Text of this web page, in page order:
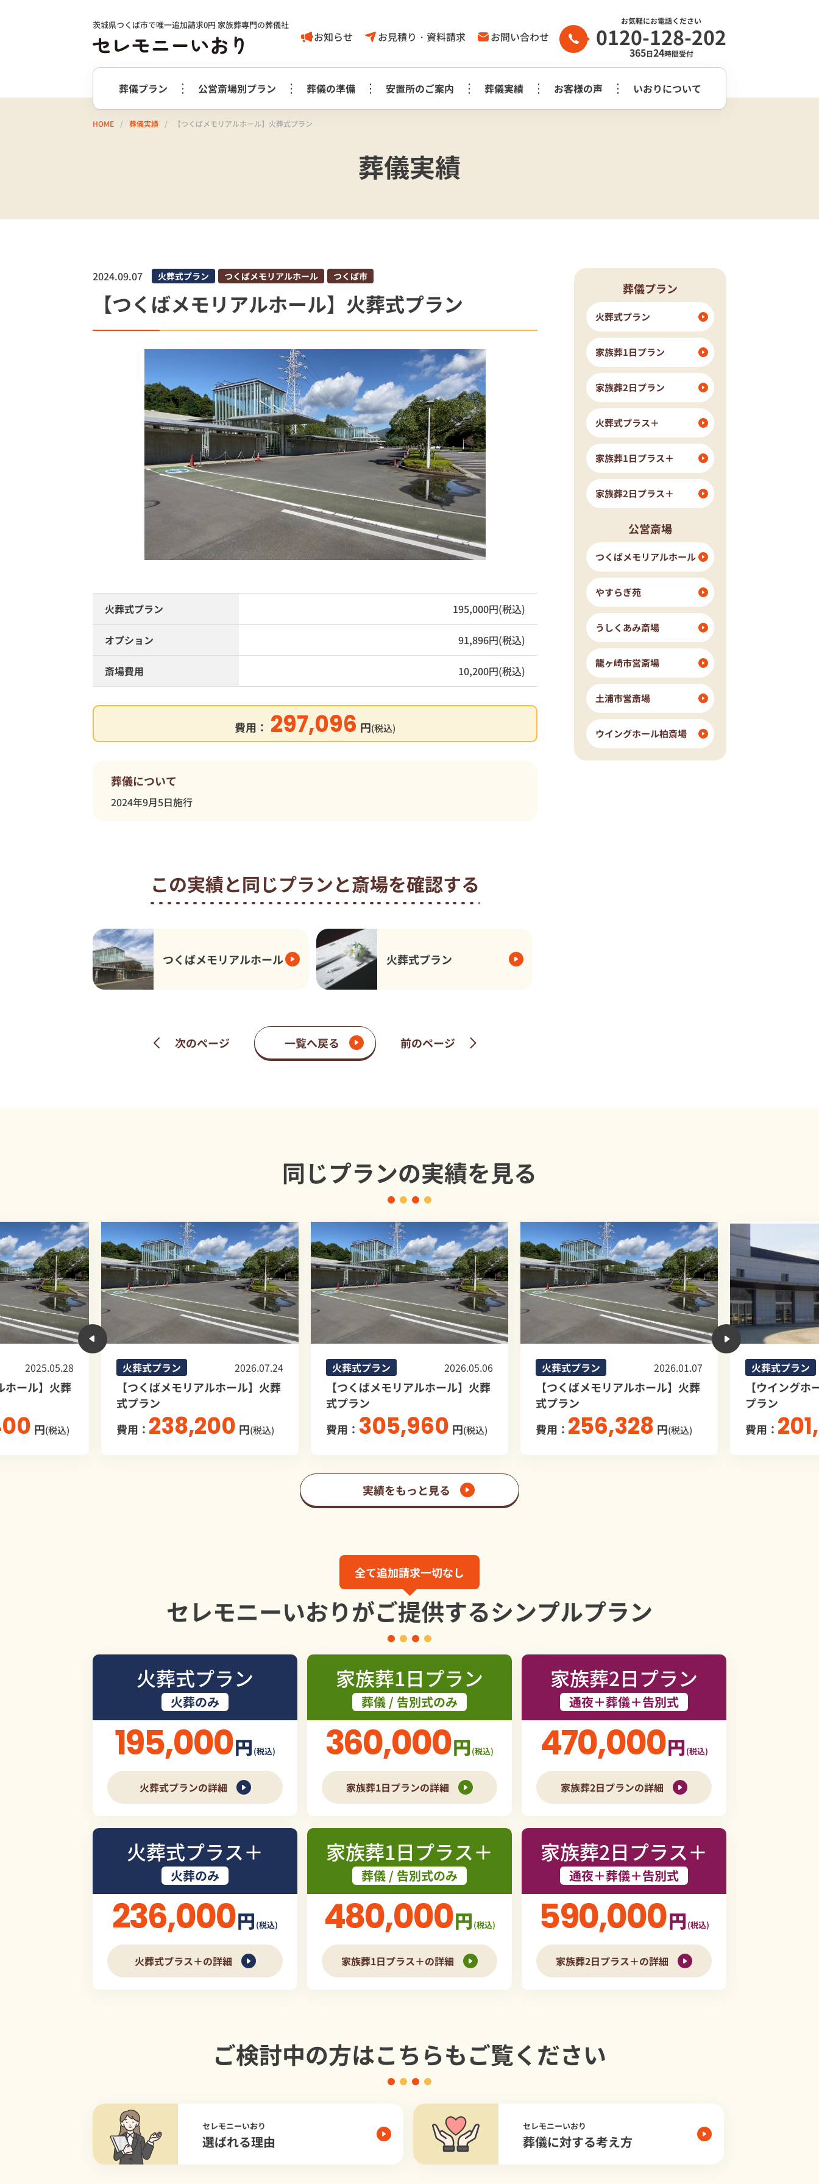
茨城県つくば市で唯一追加請求0円 家族葬専門の葬儀社
お知らせ お見積り・資料請求 お問い合わせ
お気軽にお電話ください
0120-128-202
365日24時間受付
葬儀プラン
家族葬1日プラン
白木祭壇プラン
オプション
公営斎場別プラン
つくばメモリアルホール
牛久市 阿見町 龍ケ崎市
土浦市
土浦市営斎場
我孫子市
ウイングホール柏斎場
葬儀の準備
葬儀の豆知識
事前相談に
葬儀社はどう
安置所のご案内 葬儀実績 お客様の声 いおりについて
葬儀に対する
考え方
いおり公式
HOME 葬儀実績 【つくばメモリアルホール】火葬式プラン
葬儀実績
2024.09.07 火葬式プラン つくばメモリアルホール つくば市
【つくばメモリアルホール】火葬式プラン
火葬式プラン 195,000円(税込)
オプション 91,896円(税込)
斎場費用 10,200円(税込)
費用： 297,096 円(税込)
葬儀について
2024年9月5日施行
この実績と同じプランと斎場を確認する
つくばメモリアルホール 火葬式プラン
次のページ 一覧へ戻る 前のページ
葬儀プラン
火葬式プラン
家族葬1日プラン
家族葬2日プラン
火葬式プラス＋
家族葬1日プラス＋
家族葬2日プラス＋
公営斎場
つくばメモリアルホール
やすらぎ苑
うしくあみ斎場
龍ヶ崎市営斎場
土浦市営斎場
ウイングホール柏斎場
同じプランの実績を見る
2026.07.24
アルホール】火葬
円(税込)
火葬式プラン 2026.05.06
【つくばメモリアルホール】火葬
式プラン
費用：305,960円
火葬式プラン 2026.01.07
【つくばメモリアルホール】火葬
式プラン
費用：256,328円(税込)
火葬式プラン 2025.11.30
【ウイングホール柏斎場】火葬式
プラン
費用：201,000円
火葬式
【龍ヶ
費用：
実績をもっと見る
全て追加請求一切なし
セレモニーいおりがご提供するシンプルプラン
火葬式プラン
火葬のみ
195,000円 (税込)
火葬式プランの詳細
家族葬1日プラン
葬儀 / 告別式のみ
360,000円 (税込)
家族葬1日プランの詳細
家族葬2日プラン
通夜＋葬儀＋告別式
470,000円 (税込)
家族葬2日プランの詳細
火葬式プラス＋
火葬のみ
236,000円 (税込)
火葬式プラス＋の詳細
家族葬1日プラス＋
葬儀 / 告別式のみ
480,000円 (税込)
家族葬1日プラス＋の詳細
家族葬2日プラス＋
通夜＋葬儀＋告別式
590,000円 (税込)
家族葬2日プラス＋の詳細
ご検討中の方はこちらもご覧ください
セレモニーいおり
選ばれる理由
セレモニーいおり
葬儀に対する考え方